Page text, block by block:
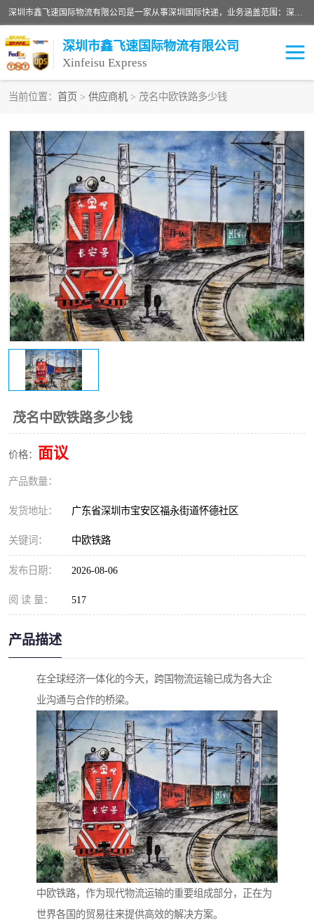
深圳市鑫飞速国际物流有限公司是一家从事深圳国际快递，业务涵盖范围：深圳DHL国际快递、深圳国际快递公司、深圳国际物流公司、深圳国际快递、深圳DHL国际快递电话可拨打全国服务热线：15019287411。欢迎各位亲来人来电到我司洽谈合作。
深圳市鑫飞速国际物流有限公司
Xinfeisu Express
当前位置： 首页 > 供应商机 > 茂名中欧铁路多少钱
茂名中欧铁路多少钱
价格： 面议
产品数量：
发货地址： 广东省深圳市宝安区福永街道怀德社区
关键词： 中欧铁路
发布日期： 2026-08-06
阅 读 量： 517
产品描述
在全球经济一体化的今天，跨国物流运输已成为各大企
业沟通与合作的桥梁。
中欧铁路，作为现代物流运输的重要组成部分，正在为
世界各国的贸易往来提供高效的解决方案。
俄罗斯快递 巴西快递
深圳DHL国际快递 伊朗快递
UPS国际快递 深圳国际快递公司
深圳国际物流公司 深圳国际快递电话
DHL国际快递电话 深圳国际快递
新能源电池出口物流